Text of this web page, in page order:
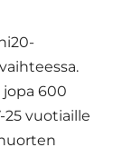
600
25 vuotiaille